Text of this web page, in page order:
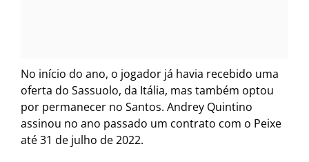
No início do ano, o jogador já havia recebido uma
oferta do Sassuolo, da Itália, mas também optou
por permanecer no Santos. Andrey Quintino
assinou no ano passado um contrato com o Peixe
até 31 de julho de 2022.